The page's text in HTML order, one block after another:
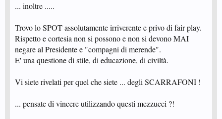
... inoltre .....
Trovo lo SPOT assolutamente irriverente e privo di fair play.
Rispetto e cortesia non si possono e non si devono MAI
negare al Presidente e "compagni di merende".
E' una questione di stile, di educazione, di civiltà.
Vi siete rivelati per quel che siete ... degli SCARRAFONI !
... pensate di vincere utilizzando questi mezzucci ?!